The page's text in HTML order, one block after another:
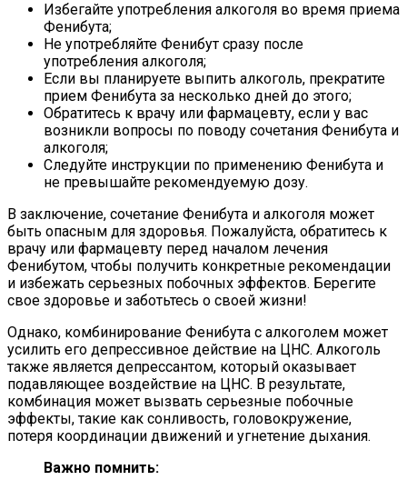
Избегайте употребления алкоголя во время приема
Фенибута;
Не употребляйте Фенибут сразу после
употребления алкоголя;
Если вы планируете выпить алкоголь, прекратите
прием Фенибута за несколько дней до этого;
Обратитесь к врачу или фармацевту, если у вас
возникли вопросы по поводу сочетания Фенибута и
алкоголя;
Следуйте инструкции по применению Фенибута и
не превышайте рекомендуемую дозу.
В заключение, сочетание Фенибута и алкоголя может
быть опасным для здоровья. Пожалуйста, обратитесь к
врачу или фармацевту перед началом лечения
Фенибутом, чтобы получить конкретные рекомендации
и избежать серьезных побочных эффектов. Берегите
свое здоровье и заботьтесь о своей жизни!
Однако, комбинирование Фенибута с алкоголем может
усилить его депрессивное действие на ЦНС. Алкоголь
также является депрессантом, который оказывает
подавляющее воздействие на ЦНС. В результате,
комбинация может вызвать серьезные побочные
эффекты, такие как сонливость, головокружение,
потеря координации движений и угнетение дыхания.
Важно помнить: